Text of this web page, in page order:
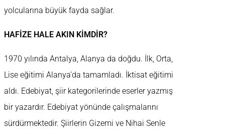
yolcularına büyük fayda sağlar.
HAFİZE HALE AKIN KİMDİR?
1970 yılında Antalya, Alanya da doğdu. İlk, Orta,
Lise eğitimi Alanya’da tamamladı. İktisat eğitimi
aldı. Edebiyat, şiir kategorilerinde eserler yazmış
bir yazardır. Edebiyat yönünde çalışmalarını
sürdürmektedir. Şiirlerin Gizemi ve Nihai Senle